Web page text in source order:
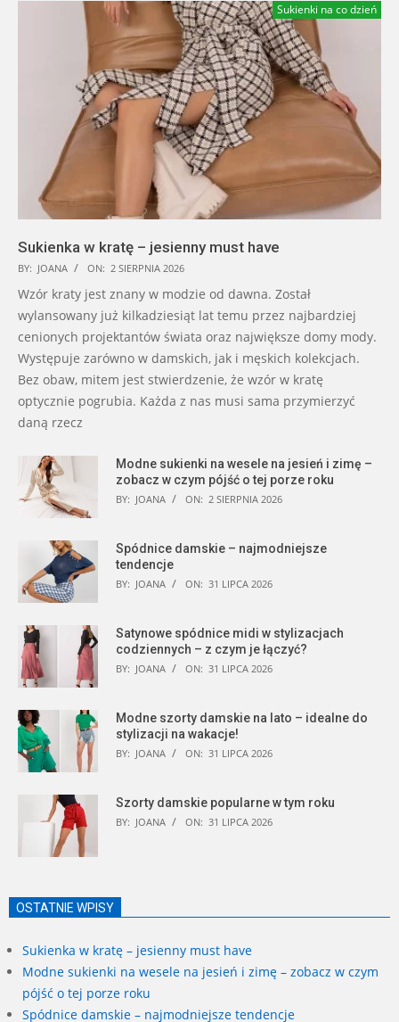
Sukienki na co dzień
Sukienka w kratę – jesienny must have
BY: JOANA ON: 2 SIERPNIA 2026
Wzór kraty jest znany w modzie od dawna. Został
wylansowany już kilkadziesiąt lat temu przez najbardziej
cenionych projektantów świata oraz największe domy mody.
Występuje zarówno w damskich, jak i męskich kolekcjach.
Bez obaw, mitem jest stwierdzenie, że wzór w kratę
optycznie pogrubia. Każda z nas musi sama przymierzyć
daną rzecz
Modne sukienki na wesele na jesień i zimę –
zobacz w czym pójść o tej porze roku
BY: JOANA ON: 2 SIERPNIA 2026
Spódnice damskie – najmodniejsze
tendencje
BY: JOANA ON: 31 LIPCA 2026
Satynowe spódnice midi w stylizacjach
codziennych – z czym je łączyć?
BY: JOANA ON: 31 LIPCA 2026
Modne szorty damskie na lato – idealne do
stylizacji na wakacje!
BY: JOANA ON: 31 LIPCA 2026
Szorty damskie popularne w tym roku
BY: JOANA ON: 31 LIPCA 2026
OSTATNIE WPISY
Sukienka w kratę – jesienny must have
Modne sukienki na wesele na jesień i zimę – zobacz w czym
pójść o tej porze roku
Spódnice damskie – najmodniejsze tendencje